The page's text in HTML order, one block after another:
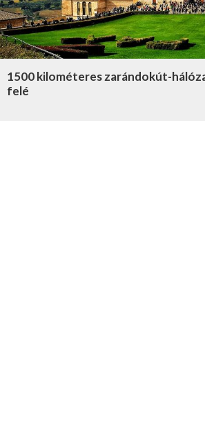
1500 kilométeres zarándokút-
felé